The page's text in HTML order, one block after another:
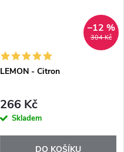
304 Kč
–12 %
LEMON - Citron
266 Kč
Skladem
DO KOŠÍKU